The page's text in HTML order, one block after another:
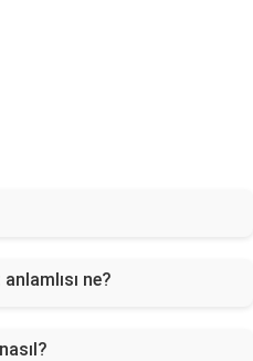
anlamlısı ne?